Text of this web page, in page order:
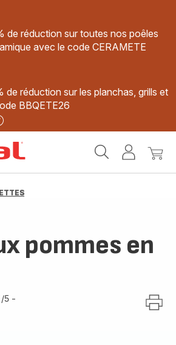
de réduction sur toutes nos poêles
avec le code CERAMETE
de réduction sur les planchas, grills et
BBQETE26
MonMon
pommes en
/5 -